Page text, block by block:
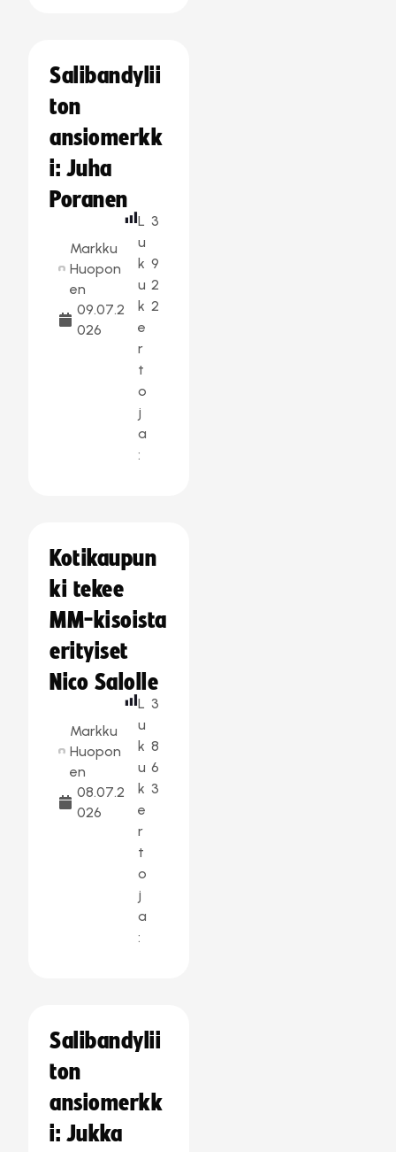
Salibandylii
ton
ansiomerkk
i: Juha
Poranen
Markku
Huopon
en
09.07.2
026
L
u
k
u
k
e
r
t
o
j
a
:
3
9
2
2
Kotikaupun
ki tekee
MM-kisoista
erityiset
Nico Salolle
Markku
Huopon
en
08.07.2
026
L
u
k
u
k
e
r
t
o
j
a
:
3
8
6
3
Salibandylii
ton
ansiomerkk
i: Jukka